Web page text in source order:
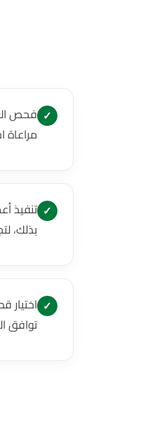
✓ فحص
✓ تنفيذ
بذلك،
✓ اختيار
توافق